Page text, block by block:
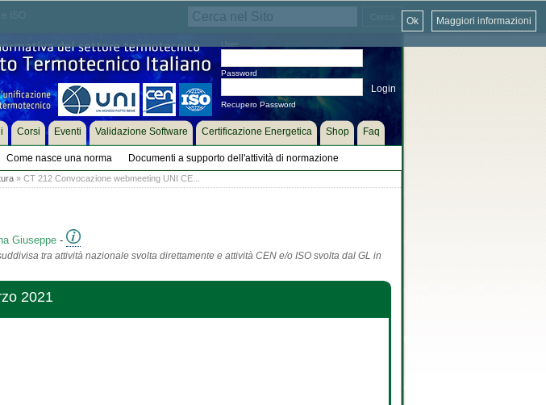
Password
Recupero Password
Come nasce una norma Documenti a supporto dell'attività di normazione
Corsi Eventi Validazione Software Certificazione Energetica Shop Faq
» CT 212 Convocazione webmeeting UNI CE...
Giuseppe-
tra attività nazionale svolta direttamente e attività CEN e/o ISO svolta dal GL in
2021
Maggiori informazioni
Ok